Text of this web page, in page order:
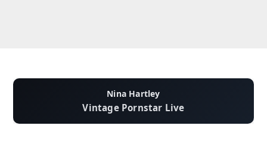
Nina Hartley
Vintage Pornstar Live